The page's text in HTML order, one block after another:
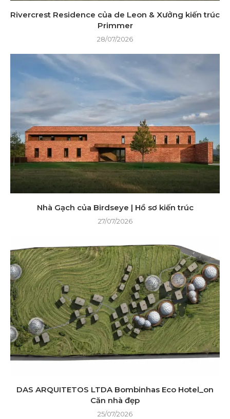
Rivercrest Residence của de Leon & Xưởng kiến ​​trúc
Primmer
28/07/2026
Nhà Gạch của Birdseye | Hồ sơ kiến ​​trúc
27/07/2026
DAS ARQUITETOS LTDA Bombinhas Eco Hotel_on
Căn nhà đẹp
25/07/2026